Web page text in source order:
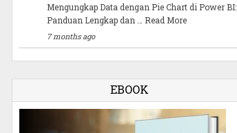
Mengungkap Data dengan Pie Chart di Power BI:
Panduan Lengkap dan … Read More
7 months ago
EBOOK